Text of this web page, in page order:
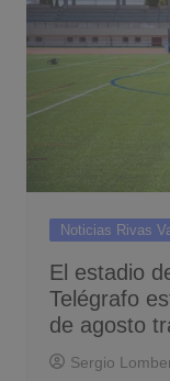
Noticias Rivas
El estadio
Telégrafo
de agosto
Sergio